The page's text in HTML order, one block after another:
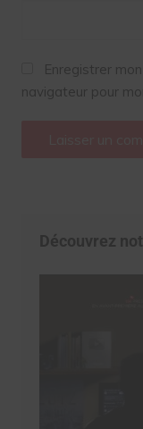
Enregistrer
navigateur pour
Découvrez